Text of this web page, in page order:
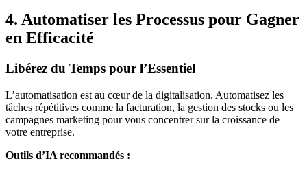
4. Automatiser les Processus pour Gagner
en Efficacité
Libérez du Temps pour l’Essentiel
L’automatisation est au cœur de la digitalisation. Automatisez les
tâches répétitives comme la facturation, la gestion des stocks ou les
campagnes marketing pour vous concentrer sur la croissance de
votre entreprise.
Outils d’IA recommandés :